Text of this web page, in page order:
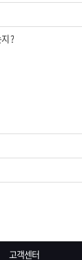
?
고객센터